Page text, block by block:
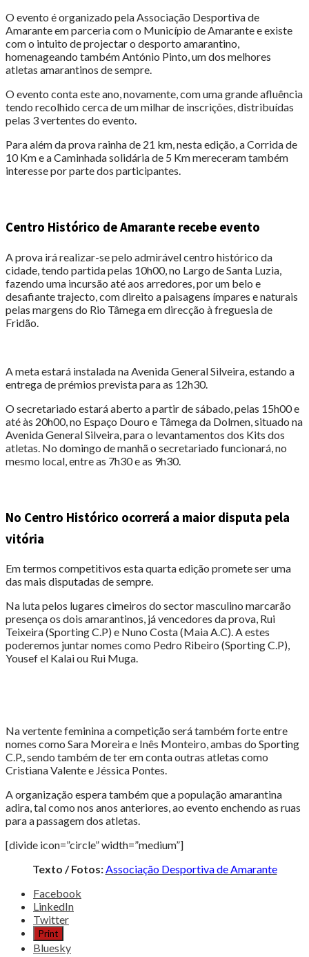
O evento é organizado pela Associação Desportiva de
Amarante em parceria com o Município de Amarante e existe
com o intuito de projectar o desporto amarantino,
homenageando também António Pinto, um dos melhores
atletas amarantinos de sempre.
O evento conta este ano, novamente, com uma grande afluência
tendo recolhido cerca de um milhar de inscrições, distribuídas
pelas 3 vertentes do evento.
Para além da prova rainha de 21 km, nesta edição, a Corrida de
10 Km e a Caminhada solidária de 5 Km mereceram também
interesse por parte dos participantes.
Centro Histórico de Amarante recebe evento
A prova irá realizar-se pelo admirável centro histórico da
cidade, tendo partida pelas 10h00, no Largo de Santa Luzia,
fazendo uma incursão até aos arredores, por um belo e
desafiante trajecto, com direito a paisagens ímpares e naturais
pelas margens do Rio Tâmega em direcção à freguesia de
Fridão.
A meta estará instalada na Avenida General Silveira, estando a
entrega de prémios prevista para as 12h30.
O secretariado estará aberto a partir de sábado, pelas 15h00 e
até às 20h00, no Espaço Douro e Tâmega da Dolmen, situado na
Avenida General Silveira, para o levantamentos dos Kits dos
atletas. No domingo de manhã o secretariado funcionará, no
mesmo local, entre as 7h30 e as 9h30.
No Centro Histórico ocorrerá a maior disputa pela
vitória
Em termos competitivos esta quarta edição promete ser uma
das mais disputadas de sempre.
Na luta pelos lugares cimeiros do sector masculino marcarão
presença os dois amarantinos, já vencedores da prova, Rui
Teixeira (Sporting C.P) e Nuno Costa (Maia A.C). A estes
poderemos juntar nomes como Pedro Ribeiro (Sporting C.P),
Yousef el Kalai ou Rui Muga.
Na vertente feminina a competição será também forte entre
nomes como Sara Moreira e Inês Monteiro, ambas do Sporting
C.P., sendo também de ter em conta outras atletas como
Cristiana Valente e Jéssica Pontes.
A organização espera também que a população amarantina
adira, tal como nos anos anteriores, ao evento enchendo as ruas
para a passagem dos atletas.
[divide icon=”circle” width=”medium”]
Texto / Fotos:Associação Desportiva de Amarante
Share
post
"Milhar
Facebook
LinkedIn
Twitter
Print
Bluesky